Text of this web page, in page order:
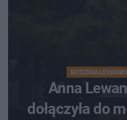
RODZINA
Anna
dołączyła do